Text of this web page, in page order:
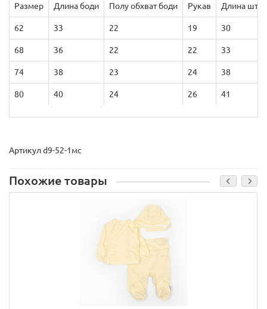
Размер Длина боди Полу обхват боди Рукав Длина
62 33 22 19 30
68 36 22 22 33
74 38 23 24 38
80 40 24 26 41
Артикул d9-52-1мс
Похожие товары